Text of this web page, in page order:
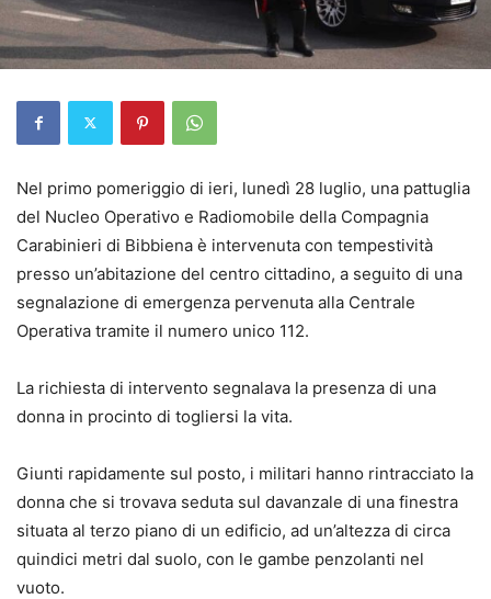
Nel primo pomeriggio di ieri, lunedì 28 luglio, una pattuglia
del Nucleo Operativo e Radiomobile della Compagnia
Carabinieri di Bibbiena è intervenuta con tempestività
presso un’abitazione del centro cittadino, a seguito di una
segnalazione di emergenza pervenuta alla Centrale
Operativa tramite il numero unico 112.
La richiesta di intervento segnalava la presenza di una
donna in procinto di togliersi la vita.
Giunti rapidamente sul posto, i militari hanno rintracciato la
donna che si trovava seduta sul davanzale di una finestra
situata al terzo piano di un edificio, ad un’altezza di circa
quindici metri dal suolo, con le gambe penzolanti nel
vuoto.